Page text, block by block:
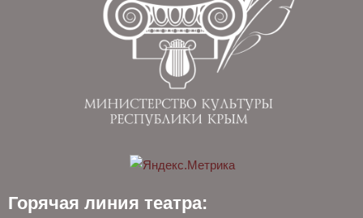
Горячая линия театра: